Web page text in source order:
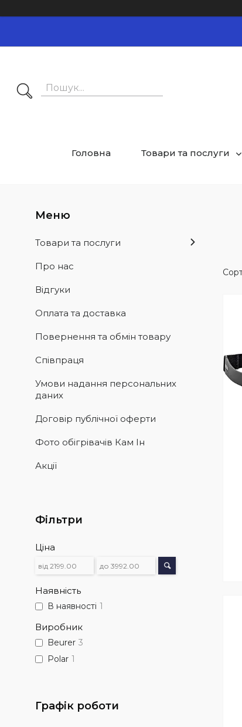
Головна Товари та послуги
Товари та послуги
Про нас
Відгуки
Оплата та доставка
Повернення та обмін товару
Співпраця
Умови надання персональних
даних
Договір публічної оферти
Фото обігрівачів Кам Ін
Акції
Фільтри
Ціна
Наявність
В наявності 1
Виробник
Beurer 3
Polar 1
Графік роботи